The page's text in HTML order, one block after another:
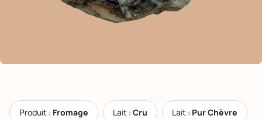
Produit : Fromage Lait : Cru Lait : Pur Chèvre